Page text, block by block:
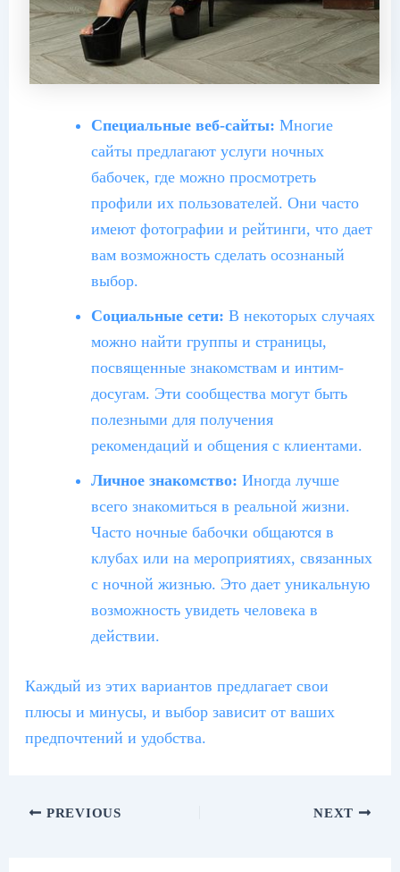
Специальные веб-сайты: Многие
сайты предлагают услуги ночных
бабочек, где можно просмотреть
профили их пользователей. Они часто
имеют фотографии и рейтинги, что дает
вам возможность сделать осознаный
выбор.
Социальные сети: В некоторых случаях
можно найти группы и страницы,
посвященные знакомствам и интим-
досугам. Эти сообщества могут быть
полезными для получения
рекомендаций и общения с клиентами.
Личное знакомство: Иногда лучше
всего знакомиться в реальной жизни.
Часто ночные бабочки общаются в
клубах или на мероприятиях, связанных
с ночной жизнью. Это дает уникальную
возможность увидеть человека в
действии.
Каждый из этих вариантов предлагает свои
плюсы и минусы, и выбор зависит от ваших
предпочтений и удобства.
PREVIOUS NEXT